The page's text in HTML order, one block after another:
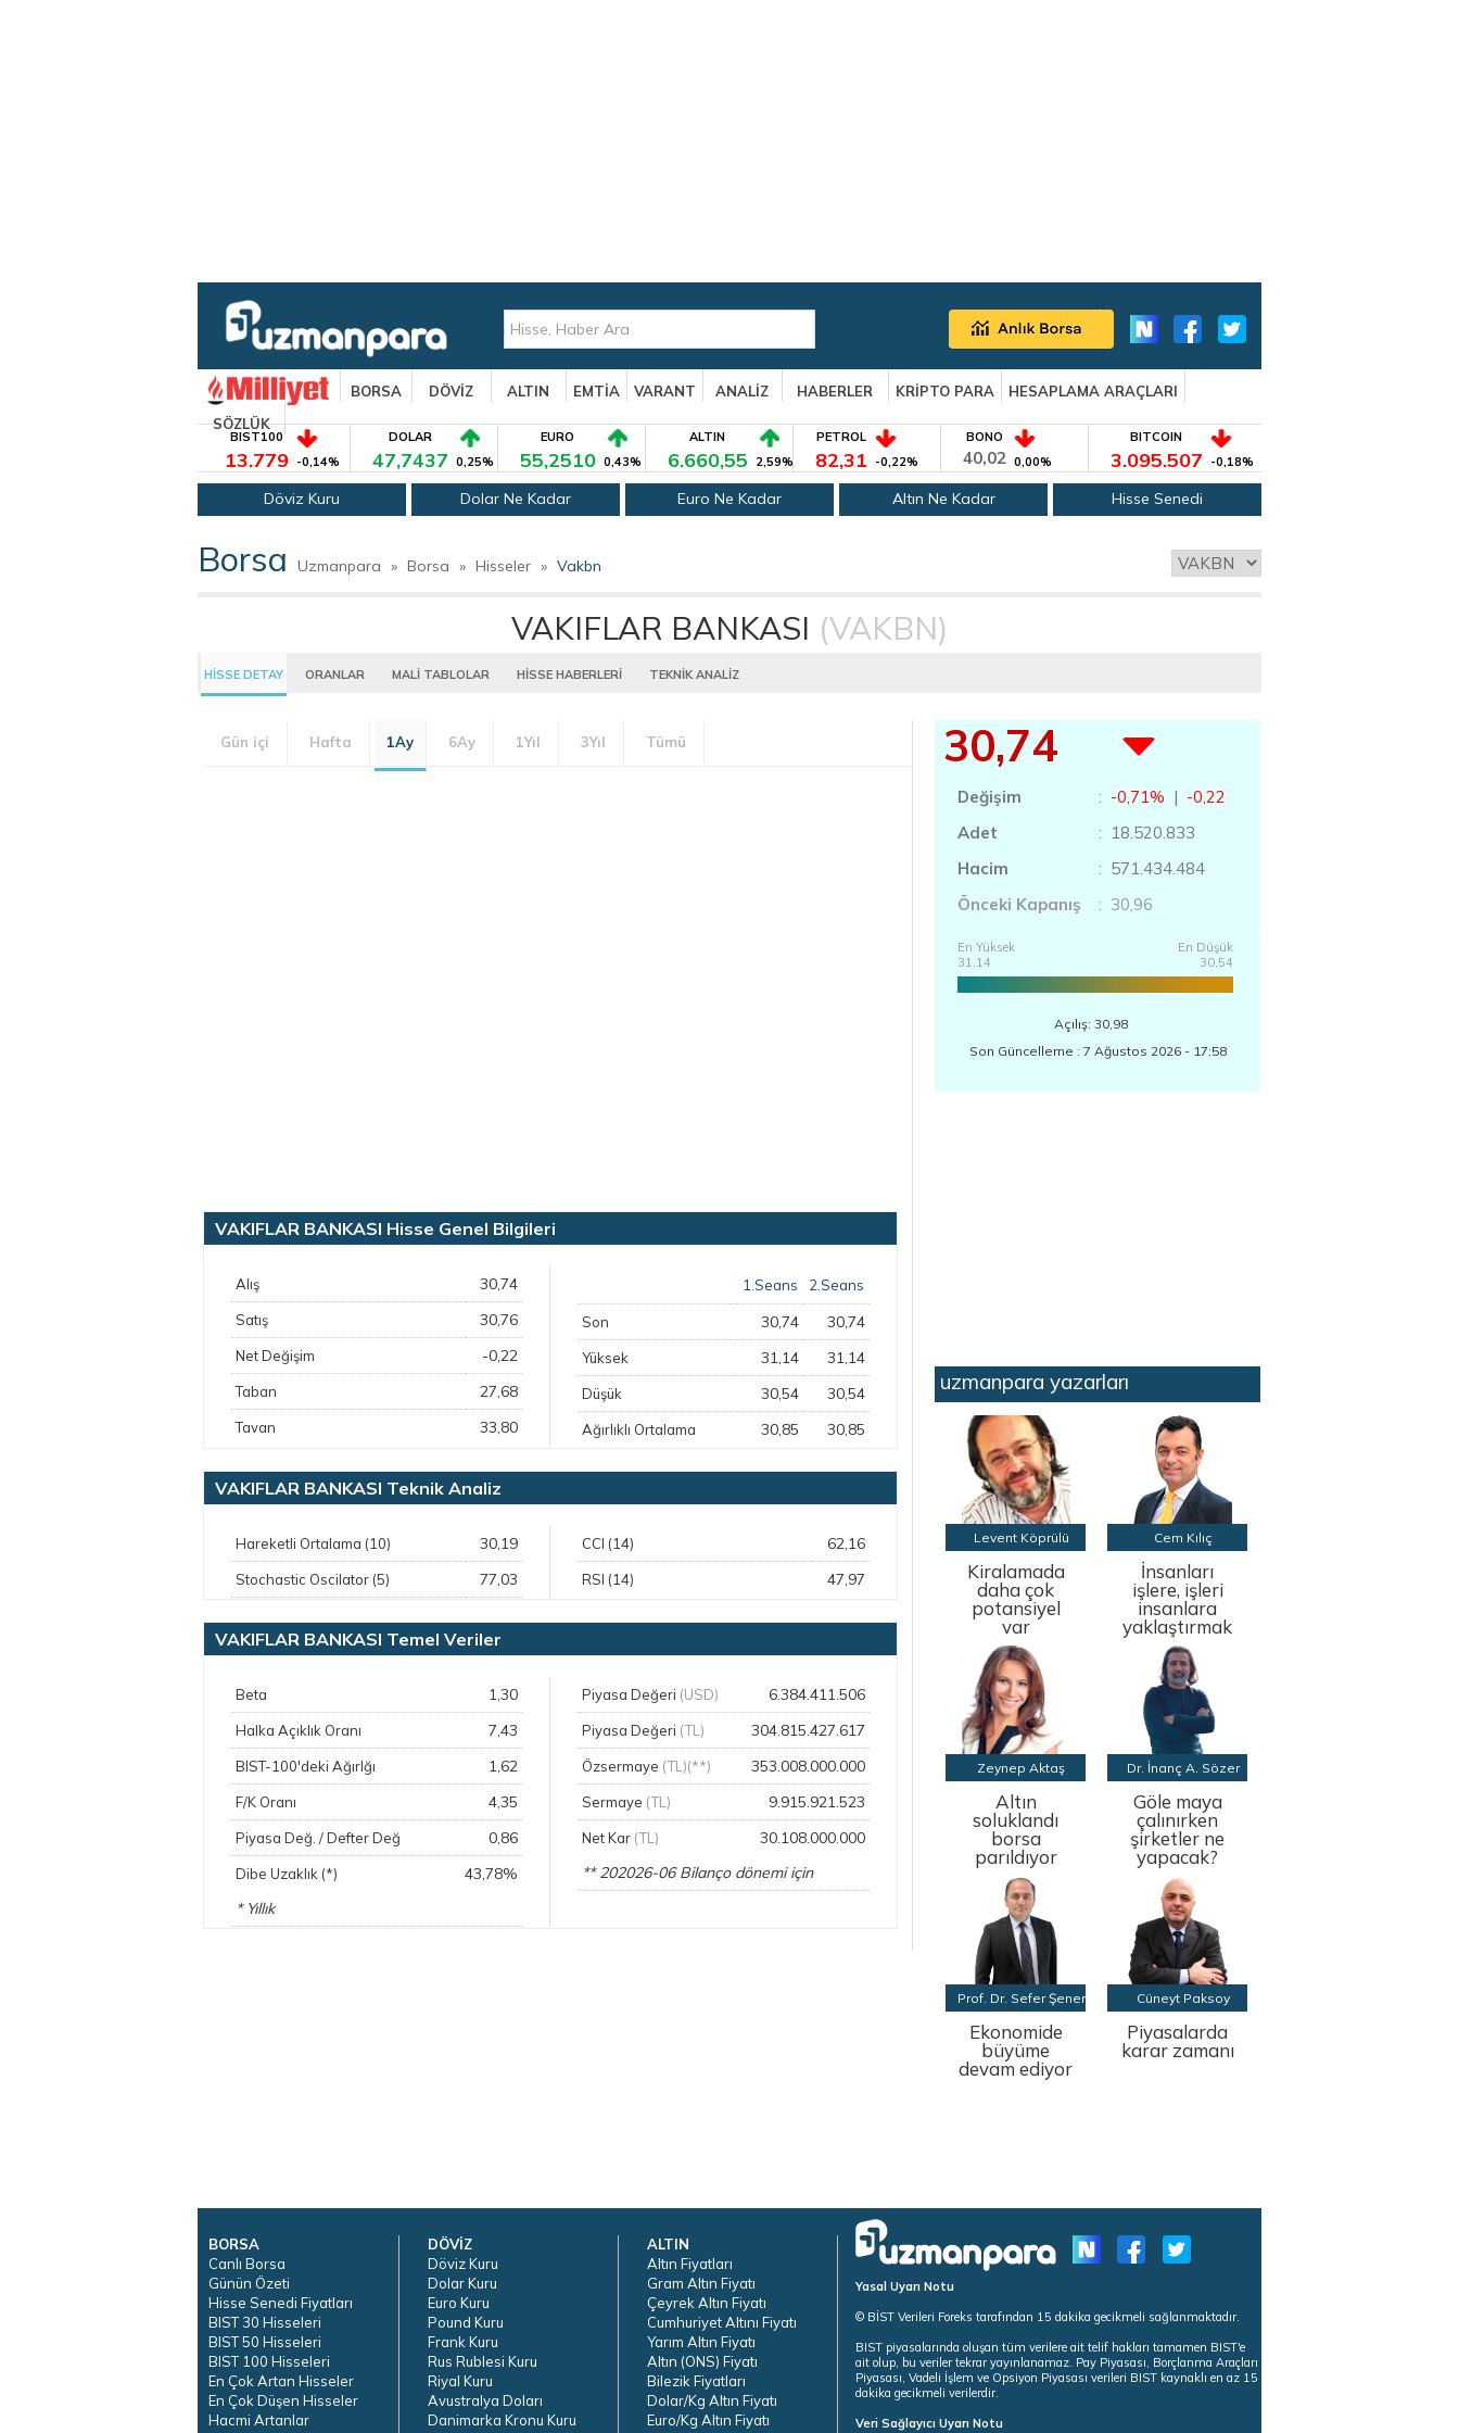
BORSA DÖVİZ ALTIN EMTİA VARANT ANALİZ HABERLER KRİPTO PARA
HESAPLAMA ARAÇLARI
SÖZLÜK
BIST100
13.779 -0,14%
DOLAR
47,7437 0,25%
EURO
55,2510 0,43%
ALTIN
6.660,55 2,59%
PETROL
82,31 -0,22%
BONO
40,02 0,00%
BITCOIN
3.095.507 -0,18%
Döviz Kuru Dolar Ne Kadar Euro Ne Kadar Altın Ne Kadar Hisse Senedi
Borsa Uzmanpara » Borsa » Hisseler » Vakbn
VAKIFLAR BANKASI (VAKBN)
HİSSE DETAY ORANLAR MALİ TABLOLAR HİSSE HABERLERİ TEKNİK ANALİZ
Gün içi Hafta 1Ay 6Ay 1Yıl 3Yıl Tümü
VAKIFLAR BANKASI Hisse Genel Bilgileri
Alış 30,74
Satış 30,76
Net Değişim -0,22
Taban 27,68
Tavan 33,80
1.Seans 2.Seans
Son 30,74 30,74
Yüksek 31,14 31,14
Düşük 30,54 30,54
Ağırlıklı Ortalama 30,85 30,85
VAKIFLAR BANKASI Teknik Analiz
Hareketli Ortalama (10) 30,19
Stochastic Oscilator (5) 77,03
CCI (14) 62,16
RSI (14) 47,97
VAKIFLAR BANKASI Temel Veriler
Beta 1,30
Halka Açıklık Oranı 7,43
BIST-100'deki Ağırlğı 1,62
F/K Oranı 4,35
Piyasa Değ. / Defter Değ 0,86
Dibe Uzaklık (*)
43,78%
* Yıllık
Piyasa Değeri (USD) 6.384.411.506
Piyasa Değeri (TL) 304.815.427.617
Özsermaye (TL)(**) 353.008.000.000
Sermaye (TL) 9.915.921.523
Net Kar (TL)
30.108.000.000
** 202026-06 Bilanço dönemi için
30,74
Değişim : -0,71% | -0,22
Adet
: 18.520.833
Hacim
: 571.434.484
Önceki Kapanış
: 30,96
En Yüksek
31,14
En Düşük
30,54
Açılış: 30,98
Son Güncelleme : 7 Ağustos 2026 - 17:58
uzmanpara yazarları
Levent Köprülü
Kiralamada
daha çok
potansiyel
var
Cem Kılıç
İnsanları
işlere, işleri
insanlara
yaklaştırmak
Zeynep Aktaş
Altın
soluklandı
borsa
parıldıyor
Dr. İnanç A. Sözer
Göle maya
çalınırken
şirketler ne
yapacak?
Prof. Dr. Sefer Şener
Ekonomide
büyüme
devam ediyor
Cüneyt Paksoy
Piyasalarda
karar zamanı
BORSA
Canlı Borsa
Günün Özeti
Hisse Senedi Fiyatları
BIST 30 Hisseleri
BIST 50 Hisseleri
BIST 100 Hisseleri
En Çok Artan Hisseler
En Çok Düşen Hisseler
Hacmi Artanlar
DÖVİZ
Döviz Kuru
Dolar Kuru
Euro Kuru
Pound Kuru
Frank Kuru
Rus Rublesi Kuru
Riyal Kuru
Avustralya Doları
Danimarka Kronu Kuru
ALTIN
Altın Fiyatları
Gram Altın Fiyatı
Çeyrek Altın Fiyatı
Cumhuriyet Altını Fiyatı
Yarım Altın Fiyatı
Altın (ONS) Fiyatı
Bilezik Fiyatları
Dolar/Kg Altın Fiyatı
Euro/Kg Altın Fiyatı
Yasal Uyarı Notu
© BİST Verileri Foreks tarafından 15 dakika gecikmeli sağlanmaktadır.
BIST piyasalarında oluşan tüm verilere ait telif hakları tamamen BIST'e
ait olup, bu veriler tekrar yayınlanamaz. Pay Piyasası, Borçlanma Araçları
Piyasası, Vadeli İşlem ve Opsiyon Piyasası verileri BIST kaynaklı en az 15
dakika gecikmeli verilerdir.
Veri Sağlayıcı Uyarı Notu